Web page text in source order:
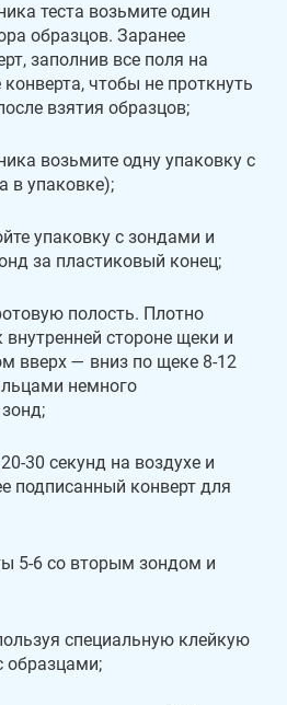
теста возьмите один
образцов. Заранее
заполнив все поля на
чтобы не проткнуть
взятия образцов;
возьмите одну упаковку с
в упаковке);
упаковку с зондами и
за пластиковый конец;
полость. Плотно
стороне щеки и
вверх — вниз по щеке 8-12
немного
30 секунд на воздухе и
подписанный конверт для
5-6 со вторым зондом и
специальную клейкую
образцами;